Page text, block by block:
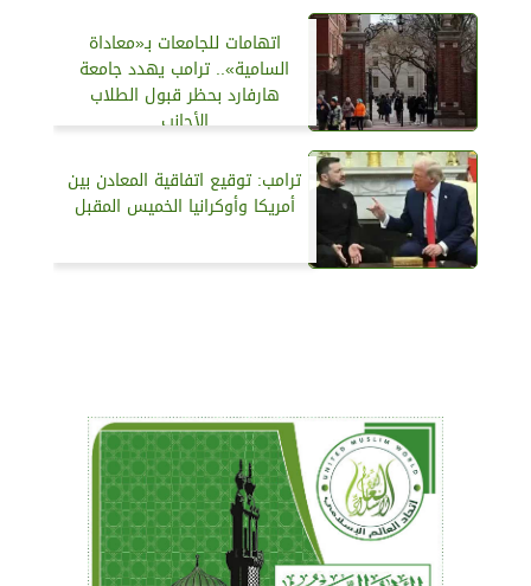
اتهامات للجامعات بـ«معاداة
السامية».. ترامب يهدد جامعة
هارفارد بحظر قبول الطلاب
الأجانب
ترامب: توقيع اتفاقية المعادن بين
أمريكا وأوكرانيا الخميس المقبل